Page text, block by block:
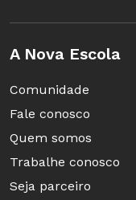
A Nova Escola
Comunidade
Fale conosco
Quem somos
Trabalhe conosco
Seja parceiro